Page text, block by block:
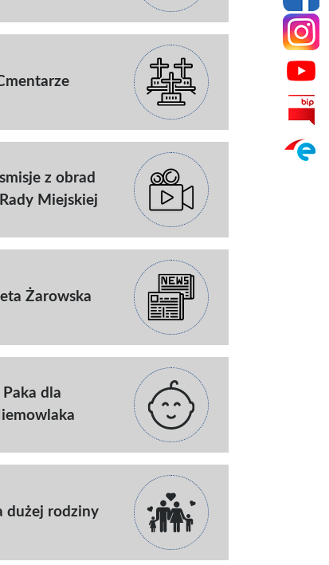
z obrad
Miejskiej
Żarowska
Paka dla
dużej rodziny